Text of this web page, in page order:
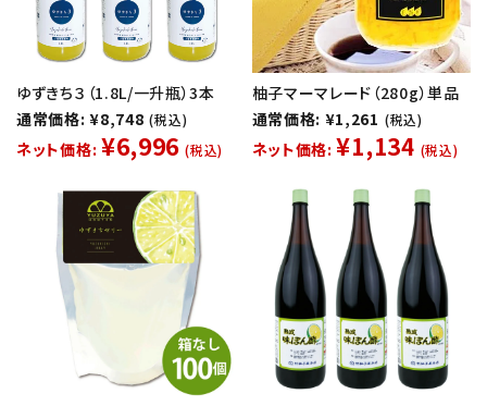
ゆずきち３（1.8L/一升瓶）3本
通常価格: ¥8,748 (税込)
ネット価格: ¥6,996 (税込)
柚子マーマレード（280g）単品
通常価格: ¥1,261 (税込)
ネット価格: ¥1,134 (税込)